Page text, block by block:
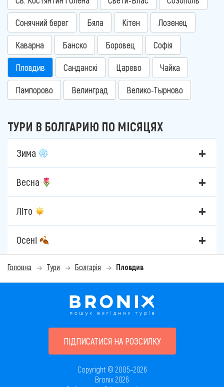
Сонячний берег Бяла Кітен Лозенец
Каварна Банско Боровец Софія
Пловдив Санданскі Царево Чайка
Пампорово Велинград Велико-Тырново
ТУРИ В БОЛГАРИЮ ПО МІСЯЦЯХ
Зима
Весна
Літо
Осені
Головна Тури Болгарія Пловдив
ПІДПИСАТИСЯ НА РОЗСИЛКУ
Copyright © 2005–2026
Bronix 2026